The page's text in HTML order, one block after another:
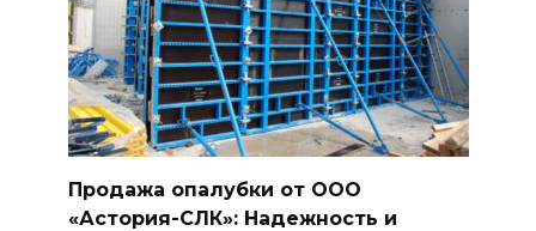
Продажа опалубки от ООО
«Астория-СЛК»: Надежность и